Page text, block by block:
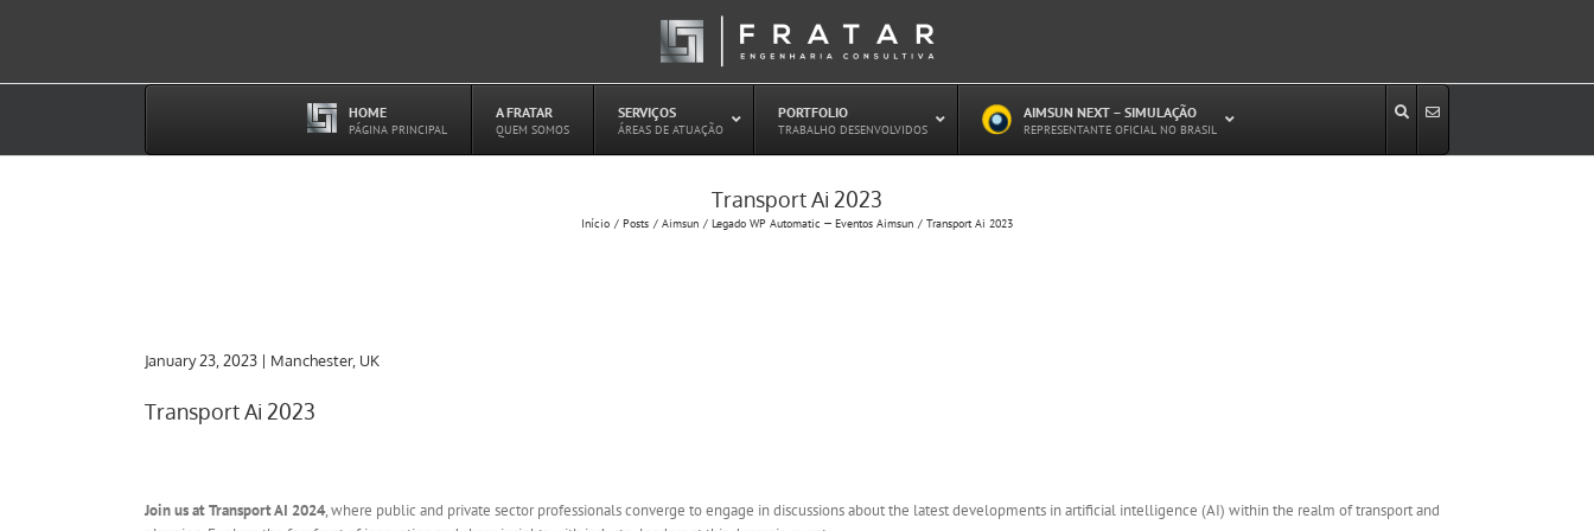
conteúdo
HOME
PÁGINA PRINCIPAL
A FRATAR
QUEM SOMOS
SERVIÇOS
ÁREAS DE ATUAÇÃO
Estudo de Concessões Rodoviárias
Estudo de Capacidade (HCM)
PORTFOLIO
TRABALHO DESENVOLVIDOS
AIMSUN NEXT – SIMULAÇÃO
REPRESENTANTE OFICIAL NO BRASIL
Transport Ai 2023
Início Posts Aimsun Legado WP Automatic — Eventos Aimsun Transport Ai 2023
January 23, 2023 | Manchester, UK
Transport Ai 2023
Join us at Transport AI 2024, where public and private sector professionals converge to engage in discussions about the latest developments in artificial intelligence (AI) within the realm of transport and